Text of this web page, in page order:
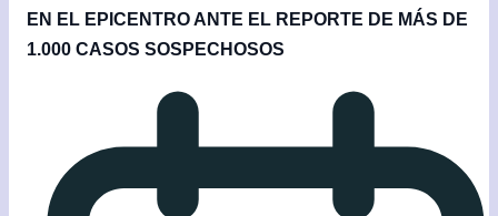
EN EL EPICENTRO ANTE EL REPORTE DE MÁS DE
1.000 CASOS SOSPECHOSOS